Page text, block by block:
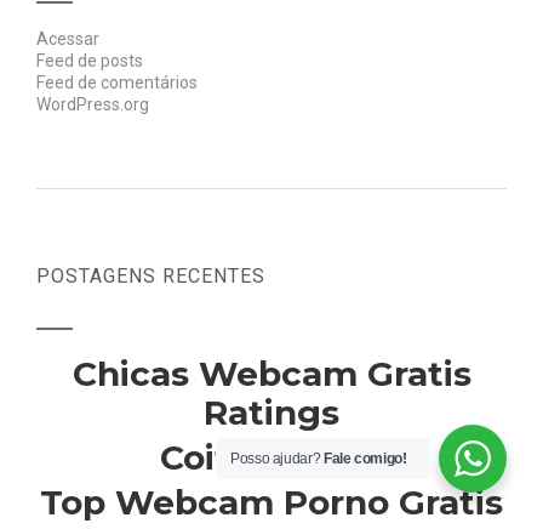
Acessar
Feed de posts
Feed de comentários
WordPress.org
POSTAGENS RECENTES
Chicas Webcam Gratis
Ratings
Coito peludo
Top Webcam Porno Gratis
Posso ajudar? Fale comigo!